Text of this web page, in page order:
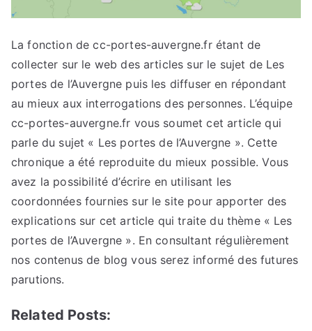
La fonction de cc-portes-auvergne.fr étant de
collecter sur le web des articles sur le sujet de Les
portes de l’Auvergne puis les diffuser en répondant
au mieux aux interrogations des personnes. L’équipe
cc-portes-auvergne.fr vous soumet cet article qui
parle du sujet « Les portes de l’Auvergne ». Cette
chronique a été reproduite du mieux possible. Vous
avez la possibilité d’écrire en utilisant les
coordonnées fournies sur le site pour apporter des
explications sur cet article qui traite du thème « Les
portes de l’Auvergne ». En consultant régulièrement
nos contenus de blog vous serez informé des futures
parutions.
Related Posts: